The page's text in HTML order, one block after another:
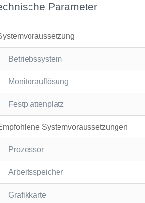
Parameter
Betriebssystem
Monitorauflösung
Festplattenplatz
Systemvoraussetzungen
Prozessor
Arbeitsspeicher
Grafikkarte